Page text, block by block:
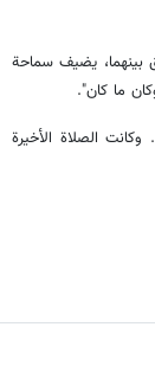
بينهما، يضيف سماحة
ما كان".
الصلاة الأخيرة